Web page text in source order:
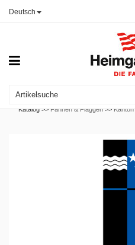
Deutsch
Katalog >>Fahnen & Flaggen >>Kanton